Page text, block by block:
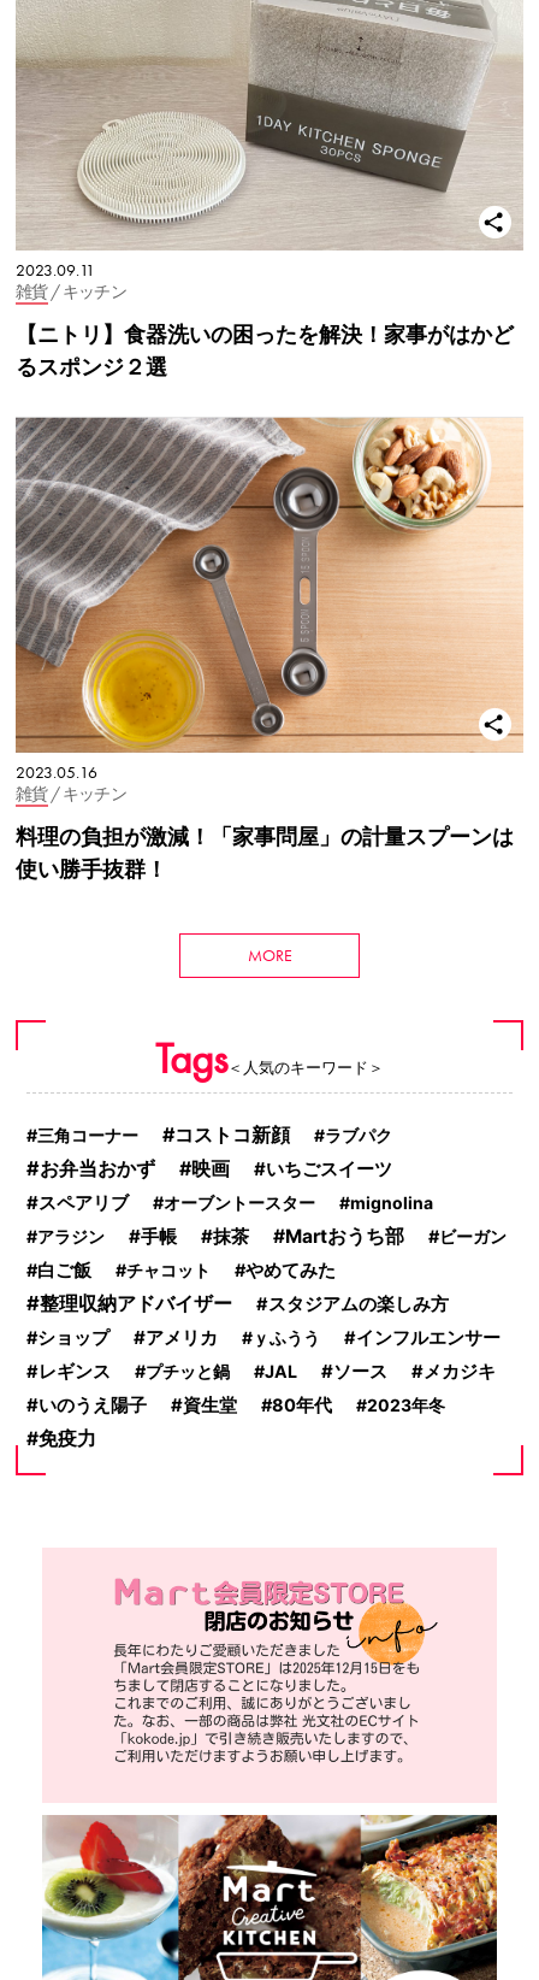
2023.09.11
雑貨/ キッチン
【ニトリ】食器洗いの困ったを解決！家事がはかど
るスポンジ２選
2023.05.16
雑貨/ キッチン
料理の負担が激減！「家事問屋」の計量スプーンは
使い勝手抜群！
MORE
Tags＜人気のキーワード＞
三角コーナー コストコ新顔 ラブパク
お弁当おかず 映画 いちごスイーツ
スペアリブ オーブントースター
mignolina
アラジン
手帳 抹茶 Martおうち部 ビーガン
白ご飯 チャコット やめてみた
整理収納アドバイザー
スタジアムの楽しみ方
ショップ
アメリカ ｙふうう
インフルエンサー
レギンス
プチッと鍋 JAL ソース
メカジキ
いのうえ陽子
資生堂 80年代 2023年冬
免疫力